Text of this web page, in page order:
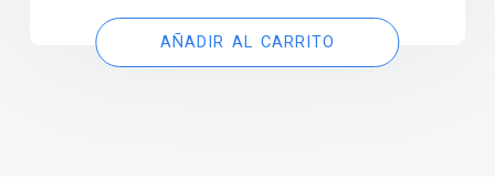
AÑADIR AL CARRITO